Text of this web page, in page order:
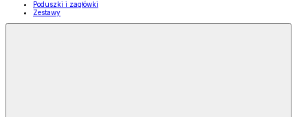
Poduszki i zagłówki
Zestawy